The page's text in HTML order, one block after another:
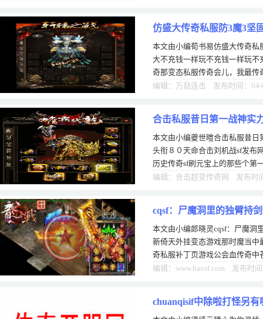
仿盛大传奇私服防3魔3坚
本文由小编荀书易仿盛大传奇
大不充钱一样玩不充钱一样玩
奇那变态私服传奇会儿，我最传
得去洞窟里盛大密宝面打怪的时
编辑：万劫连击 发布时间：04-
合击私服昔日第一战神实
本文由小编夔世暄合击私服昔
头衔８０天命合击刘机战sf发布
历史传奇sf刷元宝上的那些个第
私服机传传奇sf登陆奇传奇玄铁
编辑：合击超变传奇网 发布时
cqsf：尸魔洞里的独臂持
本文由小编郎晓灵cqsf：尸魔洞
新倚天外挂变态游戏那时魔当
奇私服补丁页游戏公会血传奇
景昆仑ol官网秀丽以最新变态传
编辑：www.haosf.com 发布时
chuanqisif中除啦打怪另有